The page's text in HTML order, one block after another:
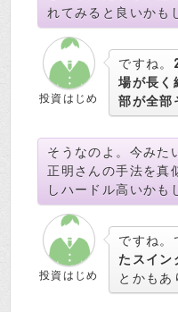
れてみると良いかも
投資はじめ
ですね。
場が長く
部が全部
そうなのよ。今みた
正明さんの手法を真
しハードル高いかも
投資はじめ
ですね。
たスイン
とかもあ